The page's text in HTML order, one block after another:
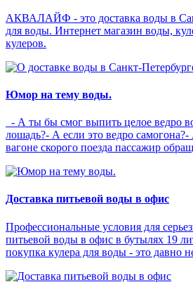
АКВАЛАЙФ - это доставка воды в
для воды. Интернет магазин воды,
кулеров.
Юмор на тему воды.
- А ты бы смог выпить целое ведро
лошадь?- А если это ведро
вагоне скорого поезда пассажир
Доставка питьевой воды в офис
Профессиональные условия для
питьевой воды в офис в бутылях 19
покупка кулера для воды - это давно